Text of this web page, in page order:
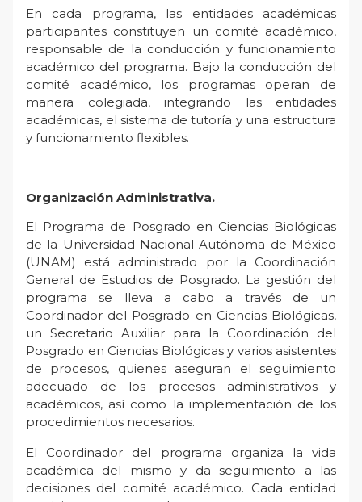
En cada programa, las entidades académicas
participantes constituyen un comité académico,
responsable de la conducción y funcionamiento
académico del programa. Bajo la conducción del
comité académico, los programas operan de
manera colegiada, integrando las entidades
académicas, el sistema de tutoría y una estructura
y funcionamiento flexibles.
Organización Administrativa.
El Programa de Posgrado en Ciencias Biológicas
de la Universidad Nacional Autónoma de México
(UNAM) está administrado por la Coordinación
General de Estudios de Posgrado. La gestión del
programa se lleva a cabo a través de un
Coordinador del Posgrado en Ciencias Biológicas,
un Secretario Auxiliar para la Coordinación del
Posgrado en Ciencias Biológicas y varios asistentes
de procesos, quienes aseguran el seguimiento
adecuado de los procesos administrativos y
académicos, así como la implementación de los
procedimientos necesarios.
El Coordinador del programa organiza la vida
académica del mismo y da seguimiento a las
decisiones del comité académico. Cada entidad